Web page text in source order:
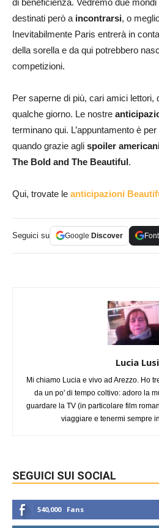
di beneficienza. Vedremo due
destinati però a incontrarsi, o
Inevitabilmente Paris entrerà in
della sorella e da qui potrebbero
competizioni.
Per saperne di più, cari amici lettori,
qualche giorno. Le nostre
terminano qui. L’appuntamento è
quando grazie agli spoiler
The Bold and The Beautiful.
Qui, trovate le anticipazioni
Seguici su Google Discover
Lucia Lusi
Mi chiamo Lucia e vivo ad Arezzo. Ho
da un po' di tempo coltivo: adoro la
guardare la TV (in particolare film
viaggiare e tenermi sempre
SEGUICI SUI SOCIAL
540,000 Fans